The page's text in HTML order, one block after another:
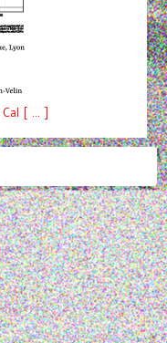
Cal [ ... ]